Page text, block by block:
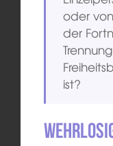
oder
der
ist?